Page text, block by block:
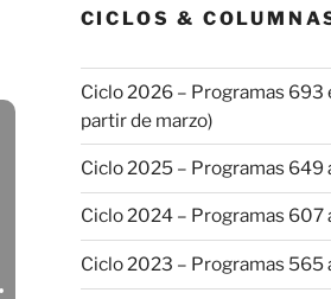
CICLOS &
Ciclo 2026 – Programas 693
partir de marzo)
Ciclo 2025 – Programas 649
Ciclo 2024 – Programas 607
Ciclo 2023 – Programas 565